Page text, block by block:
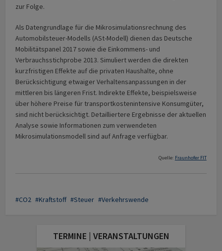
zur Folge.
Als Datengrundlage für die Mikrosimulationsrechnung des
Automobilsteuer-Modells (ASt-Modell) dienen das Deutsche
Mobilitätspanel 2017 sowie die Einkommens- und
Verbrauchsstichprobe 2013. Simuliert werden die direkten
kurzfristigen Effekte auf die privaten Haushalte, ohne
Berücksichtigung etwaiger Verhaltensanpassungen in der
mittleren bis längeren Frist. Indirekte Effekte, beispielsweise
über höhere Preise für transportkostenintensive Konsumgüter,
sind nicht berücksichtigt. Detailliertere Ergebnisse der aktuellen
Analyse sowie Informationen zum verwendeten
Mikrosimulationsmodell sind auf Anfrage verfügbar.
Quelle: Fraunhofer FIT
CO2 Kraftstoff Steuer Verkehrswende
TERMINE | VERANSTALTUNGEN